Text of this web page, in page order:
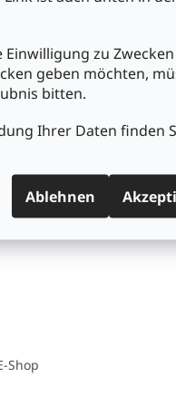
Einwilligung zu
geben möchten,
bitten.
Ihrer Daten finden
Ablehnen
Filialen
UNSERE
Filiale
Shop